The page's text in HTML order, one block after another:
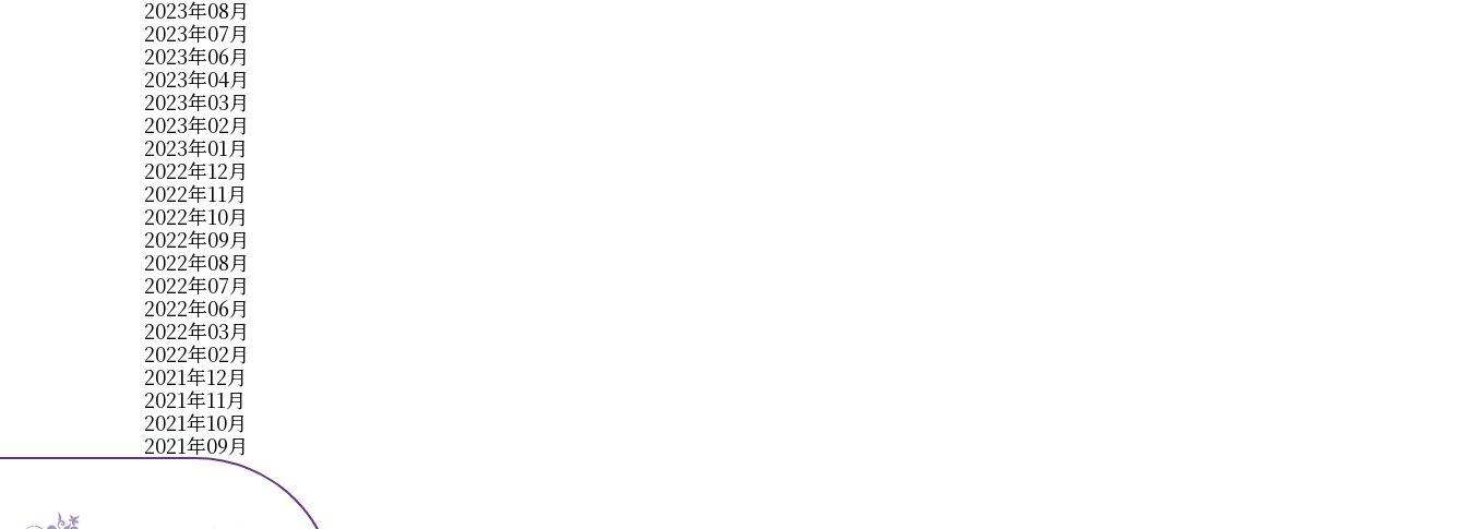
2023年08月
2023年07月
2023年06月
2023年04月
2023年03月
2023年02月
2023年01月
2022年12月
2022年11月
2022年10月
2022年09月
2022年08月
2022年07月
2022年06月
2022年03月
2022年02月
2021年12月
2021年11月
2021年10月
2021年09月